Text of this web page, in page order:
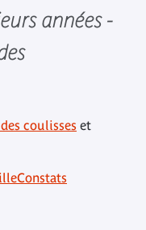
années -
coulisses et